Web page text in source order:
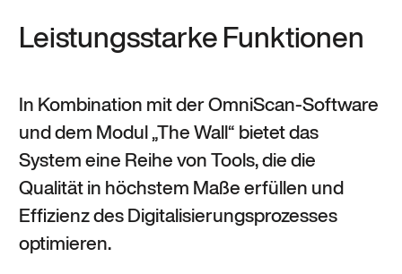
Leistungsstarke Funktionen
In Kombination mit der OmniScan-Software
und dem Modul „The Wall“ bietet das
System eine Reihe von Tools, die die
Qualität in höchstem Maße erfüllen und
Effizienz des Digitalisierungsprozesses
optimieren.